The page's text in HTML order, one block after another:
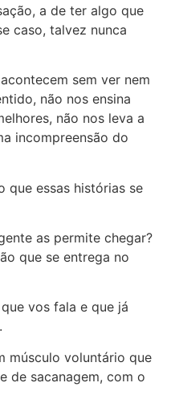
a de ter algo que
caso, talvez nunca
sem ver nem
não nos ensina
não nos leva a
incompreensão do
que essas histórias se
as permite chegar?
que se entrega no
vos fala e que já
músculo voluntário que
de sacanagem, com o